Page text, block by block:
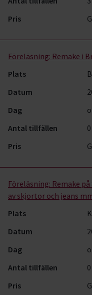
Pris
Föreläsning: Remake i
Plats
Datum
Dag
Antal tillfällen
0
Pris
Föreläsning: Remake
av skjortor och jeans
Plats
Datum
Dag
Antal tillfällen
0
Pris